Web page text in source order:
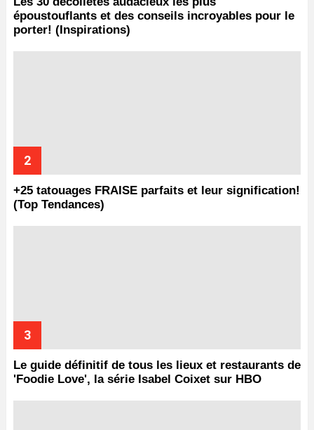
époustouflants et des conseils incroyables pour le
porter! (Inspirations)
+25 tatouages ​​FRAISE parfaits et leur signification!
(Top Tendances)
Le guide définitif de tous les lieux et restaurants de
'Foodie Love', la série Isabel Coixet sur HBO